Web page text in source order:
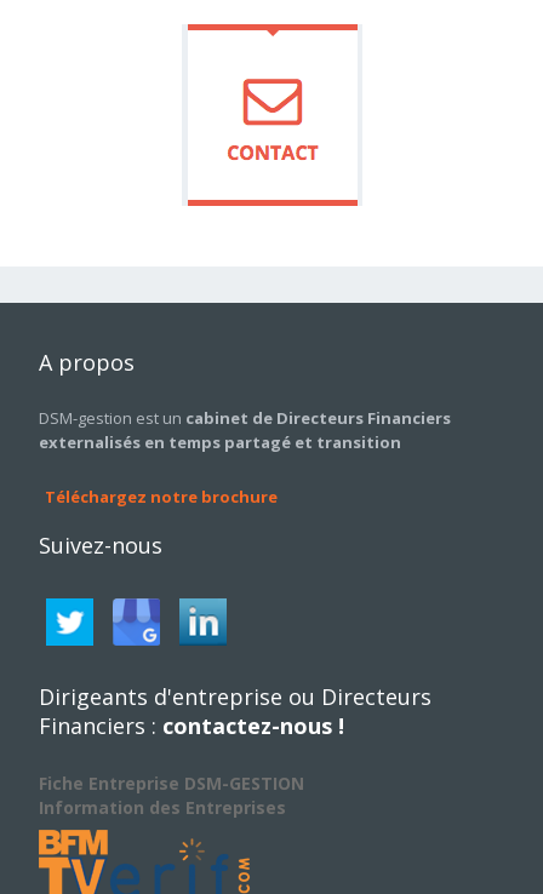
A propos
DSM-gestion est un cabinet de Directeurs Financiers
externalisés en temps partagé et transition
Téléchargez notre brochure
Suivez-nous
Dirigeants d'entreprise ou Directeurs
Financiers : contactez-nous !
Fiche Entreprise DSM-GESTION
Information des Entreprises